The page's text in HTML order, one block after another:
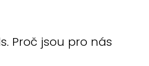
Proč jsou pro nás